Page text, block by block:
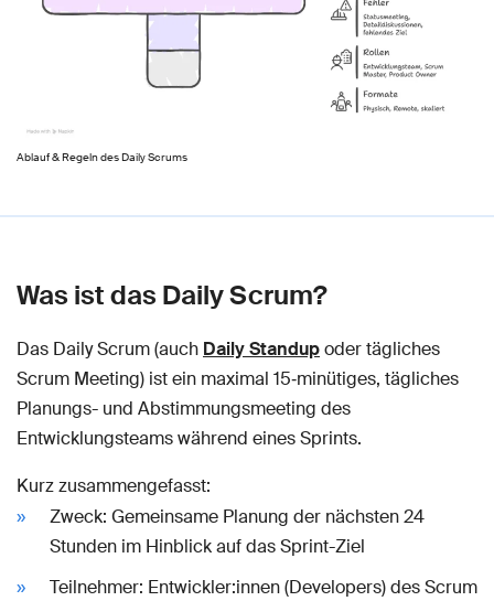
Ablauf & Regeln des Daily Scrums
Was ist das Daily Scrum?
Das Daily Scrum (auch Daily Standupoder tägliches
Scrum Meeting) ist ein maximal 15‑minütiges, tägliches
Planungs- und Abstimmungsmeeting des
Entwicklungsteams während eines Sprints.
Kurz zusammengefasst:
Zweck: Gemeinsame Planung der nächsten 24
Stunden im Hinblick auf das Sprint-Ziel
Teilnehmer: Entwickler:innen (Developers) des Scrum